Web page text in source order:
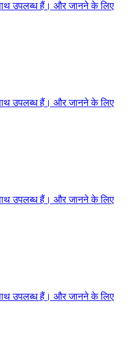
उपलब्ध हैं। और जानने के लिए
उपलब्ध हैं। और जानने के लिए
उपलब्ध हैं। और जानने के लिए
उपलब्ध हैं। और जानने के लिए